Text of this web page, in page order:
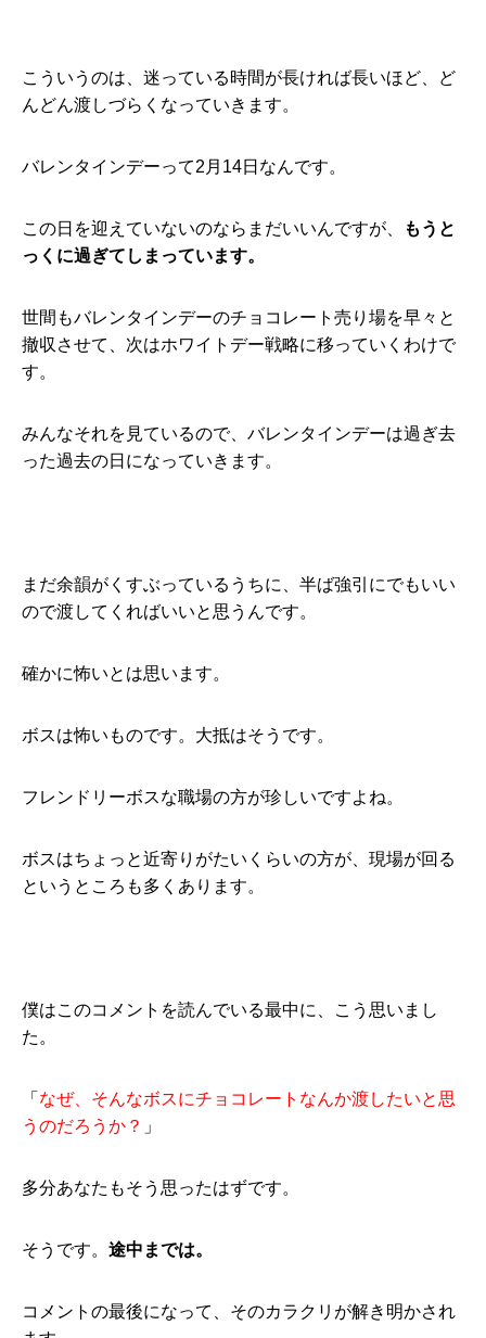
こういうのは、迷っている時間が長ければ長いほど、ど
んどん渡しづらくなっていきます。
バレンタインデーって2月14日なんです。
この日を迎えていないのならまだいいんですが、
もうと
っくに過ぎてしまっています。
世間もバレンタインデーのチョコレート売り場を早々と
撤収させて、次はホワイトデー戦略に移っていくわけで
す。
みんなそれを見ているので、バレンタインデーは過ぎ去
った過去の日になっていきます。
まだ余韻がくすぶっているうちに、半ば強引にでもいい
ので渡してくればいいと思うんです。
確かに怖いとは思います。
ボスは怖いものです。大抵はそうです。
フレンドリーボスな職場の方が珍しいですよね。
ボスはちょっと近寄りがたいくらいの方が、現場が回る
というところも多くあります。
僕はこのコメントを読んでいる最中に、こう思いまし
た。
「 なぜ、そんなボスにチョコレートなんか渡したいと思
うのだろうか？ 」
多分あなたもそう思ったはずです。
そうです。 途中までは。
コメントの最後になって、そのカラクリが解き明かされ